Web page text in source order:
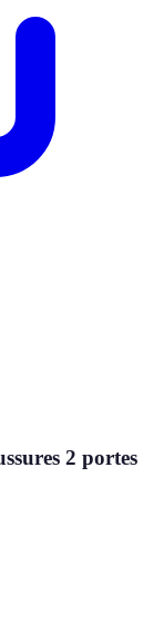
2 portes